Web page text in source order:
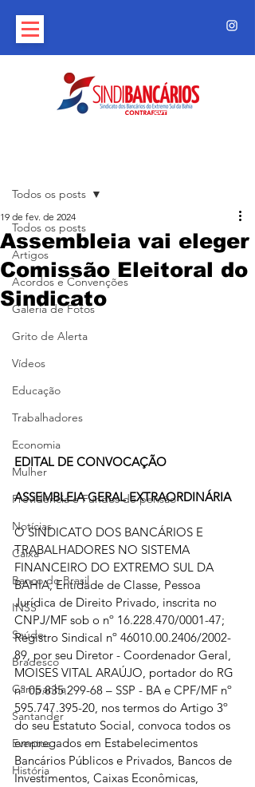
Todos os posts
Artigos
Acordos e Convenções
Galeria de Fotos
Grito de Alerta
Vídeos
Educação
Trabalhadores
Economia
Mulher
Previdência e Fundos de pensão
Notícias
Caixa
Banco do Brasil
INSS
Saúde
Bradesco
Campanha
Santander
Eventos
História
Todos os posts
Assembleia vai eleger
Comissão Eleitoral do
Sindicato
19 de fev. de 2024
EDITAL DE CONVOCAÇÃO
ASSEMBLEIA GERAL EXTRAORDINÁRIA
O SINDICATO DOS BANCÁRIOS E
TRABALHADORES NO SISTEMA
FINANCEIRO DO EXTREMO SUL DA
BAHIA, Entidade de Classe, Pessoa
Jurídica de Direito Privado, inscrita no
CNPJ/MF sob o nº 16.228.470/0001-47;
Registro Sindical nº 46010.00.2406/2002-
89, por seu Diretor - Coordenador Geral,
MOISES VITAL ARAÚJO, portador do RG
nº 05.835.299-68 – SSP - BA e CPF/MF nº
595.747.395-20, nos termos do Artigo 3º
do seu Estatuto Social, convoca todos os
empregados em Estabelecimentos
Bancários Públicos e Privados, Bancos de
Investimentos, Caixas Econômicas,